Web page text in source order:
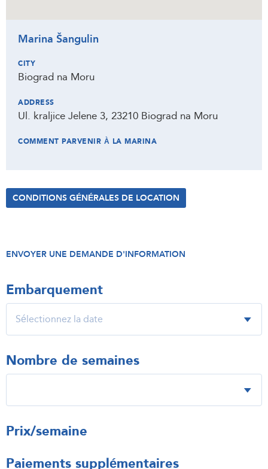
Marina Šangulin
CITY
Biograd na Moru
ADDRESS
Ul. kraljice Jelene 3, 23210 Biograd na Moru
COMMENT PARVENIR À LA MARINA
CONDITIONS GÉNÉRALES DE LOCATION
ENVOYER UNE DEMANDE D'INFORMATION
Embarquement
Nombre de semaines
Prix/semaine
Paiements supplémentaires